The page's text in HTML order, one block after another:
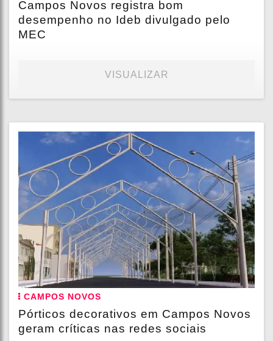
Campos Novos registra bom
desempenho no Ideb divulgado pelo
MEC
VISUALIZAR
CAMPOS NOVOS
Pórticos decorativos em Campos Novos
geram críticas nas redes sociais